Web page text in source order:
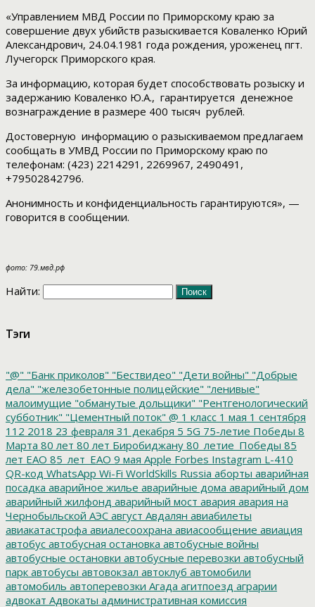
«Управлением МВД России по Приморскому краю за
совершение двух убийств разыскивается Коваленко Юрий
Александрович, 24.04.1981 года рождения, уроженец пгт.
Лучегорск Приморского края.
За информацию, которая будет способствовать розыску и
задержанию Коваленко Ю.А., гарантируется денежное
вознаграждение в размере 400 тысяч рублей.
Достоверную информацию о разыскиваемом предлагаем
сообщать в УМВД России по Приморскому краю по
телефонам: (423) 2214291, 2269967, 2490491,
+79502842796.
Анонимность и конфиденциальность гарантируются», —
говорится в сообщении.
фото: 79.мвд.рф
Найти:
Тэги
"@" "Банк приколов" "Бествидео" "Дети войны" "Добрые
дела" "железобетонные полицейские" "ленивые"
малоимущие "обманутые дольщики" "Рентгенологический
субботник" "Цементный поток" @ 1 класс 1 мая 1 сентября
112 2018 23 февраля 31 декабря 5 5G 75-летие Победы 8
Марта 80 лет 80 лет Биробиджану 80_летие_Победы 85
лет ЕАО 85_лет_ЕАО 9 мая Apple Forbes Instagram L-410
QR-код WhatsApp Wi-Fi WorldSkills Russia аборты аварийная
посадка аварийное жилье аварийные дома аварийный дом
аварийный жилфонд аварийный мост авария авария на
Чернобыльской АЭС август Авдалян авиабилеты
авиакатастрофа авиалесоохрана авиасообщение авиация
автобус автобусная остановка автобусные войны
автобусные остановки автобусные перевозки автобусный
парк автобусы автовокзал автоклуб автомобили
автомобиль автоперевозки Агада агитпоезд аграрии
адвокат Адвокаты административная комиссия